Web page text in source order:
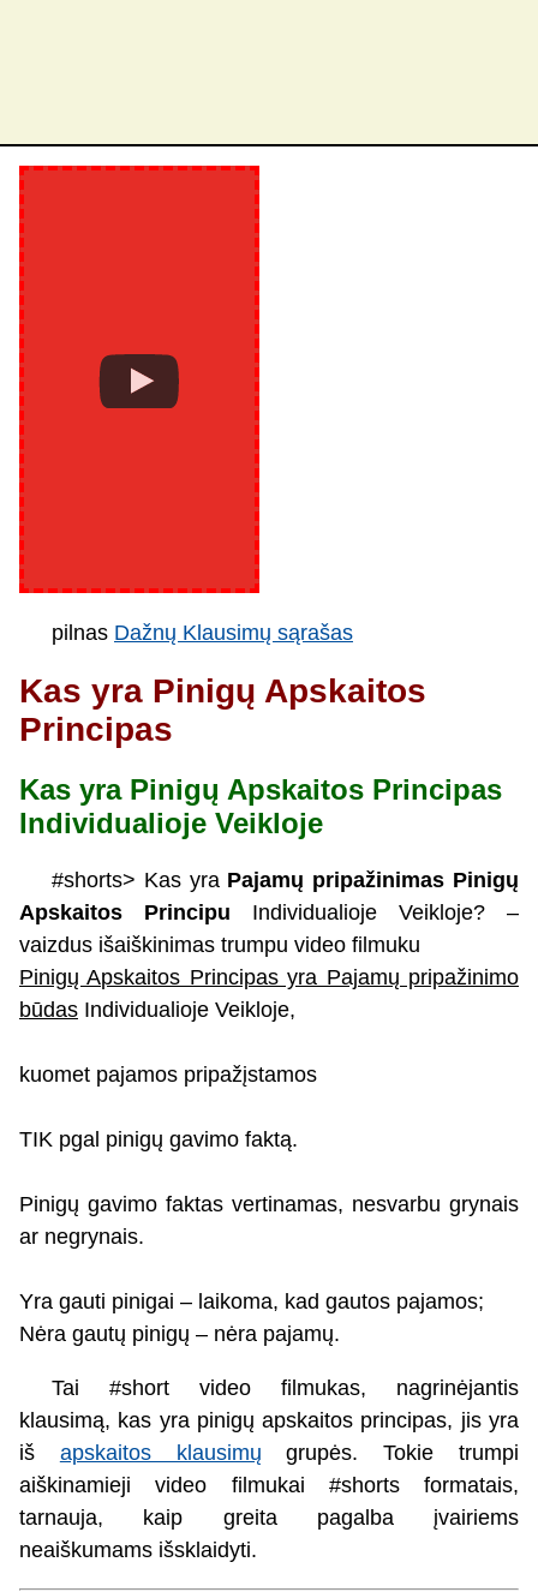
pilnas Dažnų Klausimų sąrašas
Kas yra Pinigų Apskaitos
Principas
Kas yra Pinigų Apskaitos Principas
Individualioje Veikloje
#shorts> Kas yra Pajamų pripažinimas Pinigų
Apskaitos Principu Individualioje Veikloje? –
vaizdus išaiškinimas trumpu video filmuku
Pinigų Apskaitos Principas yra Pajamų pripažinimo
būdas Individualioje Veikloje,
kuomet pajamos pripažįstamos
TIK pgal pinigų gavimo faktą.
Pinigų gavimo faktas vertinamas, nesvarbu grynais
ar negrynais.
Yra gauti pinigai – laikoma, kad gautos pajamos;
Nėra gautų pinigų – nėra pajamų.
Tai #short video filmukas, nagrinėjantis
klausimą, kas yra pinigų apskaitos principas, jis yra
iš apskaitos klausimų grupės. Tokie trumpi
aiškinamieji video filmukai #shorts formatais,
tarnauja, kaip greita pagalba įvairiems
neaiškumams išsklaidyti.